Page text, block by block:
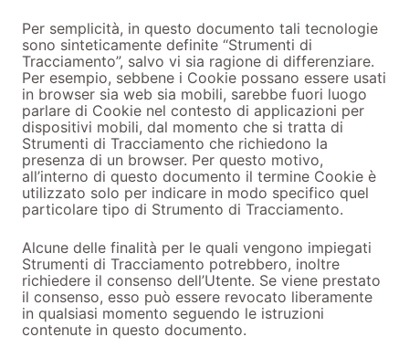
Per semplicità, in questo documento tali tecnologie
sono sinteticamente definite “Strumenti di
Tracciamento”, salvo vi sia ragione di differenziare.
Per esempio, sebbene i Cookie possano essere usati
in browser sia web sia mobili, sarebbe fuori luogo
parlare di Cookie nel contesto di applicazioni per
dispositivi mobili, dal momento che si tratta di
Strumenti di Tracciamento che richiedono la
presenza di un browser. Per questo motivo,
all’interno di questo documento il termine Cookie è
utilizzato solo per indicare in modo specifico quel
particolare tipo di Strumento di Tracciamento.
Alcune delle finalità per le quali vengono impiegati
Strumenti di Tracciamento potrebbero, inoltre
richiedere il consenso dell’Utente. Se viene prestato
il consenso, esso può essere revocato liberamente
in qualsiasi momento seguendo le istruzioni
contenute in questo documento.